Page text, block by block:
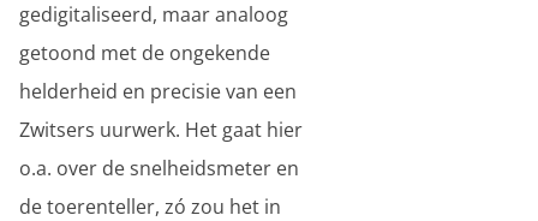
gedigitaliseerd, maar analoog
getoond met de ongekende
helderheid en precisie van een
Zwitsers uurwerk. Het gaat hier
o.a. over de snelheidsmeter en
de toerenteller, zó zou het in